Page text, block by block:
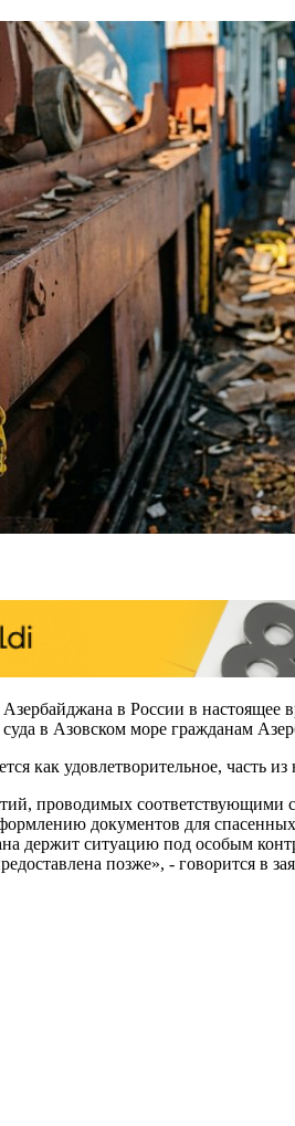
Азербайджана в России в
суда в Азовском море гражданам
как удовлетворительное,
проводимых
документов для
держит ситуацию под особым
позже», - говорится в